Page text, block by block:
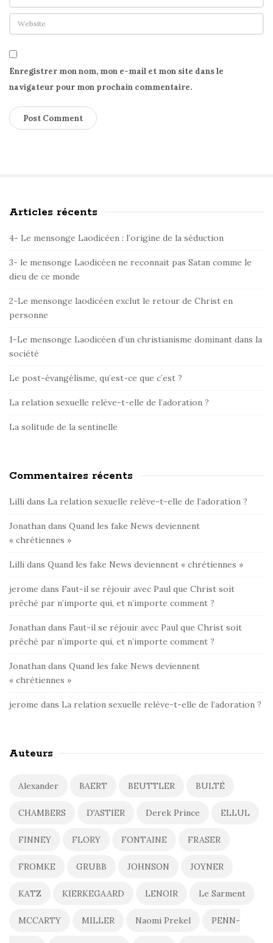
Enregistrer mon nom, mon e-mail et mon site dans le
navigateur pour mon prochain commentaire.
S
e
S
b
a
r
Articles récents
4- Le mensonge Laodicéen : l’origine de la séduction
3- le mensonge Laodicéen ne reconnait pas Satan comme le
dieu de ce monde
2-Le mensonge laodicéen exclut le retour de Christ en
personne
1-Le mensonge Laodicéen d’un christianisme dominant dans la
société
Le post-évangélisme, qu’est-ce que c’est ?
La relation sexuelle relève-t-elle de l’adoration ?
La solitude de la sentinelle
Commentaires récents
Lilli dans La relation sexuelle relève-t-elle de l’adoration ?
Jonathan dans Quand les fake News deviennent
« chrétiennes »
Lilli dans Quand les fake News deviennent « chrétiennes »
jerome dans Faut-il se réjouir avec Paul que Christ soit
prêché par n’importe qui, et n’importe comment ?
Jonathan dans Faut-il se réjouir avec Paul que Christ soit
prêché par n’importe qui, et n’importe comment ?
Jonathan dans Quand les fake News deviennent
« chrétiennes »
jerome dans La relation sexuelle relève-t-elle de l’adoration ?
Auteurs
Alexander BAERT BEUTTLER BULTÉ
CHAMBERS D'ASTIER Derek Prince ELLUL
FINNEY FLORY FONTAINE FRASER
FROMKE GRUBB JOHNSON JOYNER
KATZ KIERKEGAARD LENOIR Le Sarment
MCCARTY MILLER Naomi Prekel PENN-